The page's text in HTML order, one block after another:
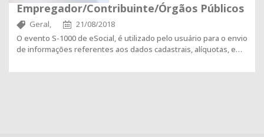
Empregador/Contribuinte/Órgãos Públicos
Geral,
21/08/2018
O evento S-1000 de eSocial, é utilizado pelo usuário para o envio
de informações referentes aos dados cadastrais, alíquotas, e…